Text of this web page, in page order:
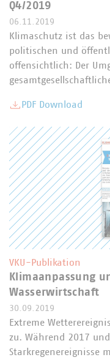
Q4/2019
06.11.2019
Klimaschutz ist das
politischen und
offensichtlich: Der
PDF Download
VKU-Publikation
Klimaanpassung
Wasserwirtschaft
30.09.2019
Extreme
zu. Während 2017
Starkregenereignisse